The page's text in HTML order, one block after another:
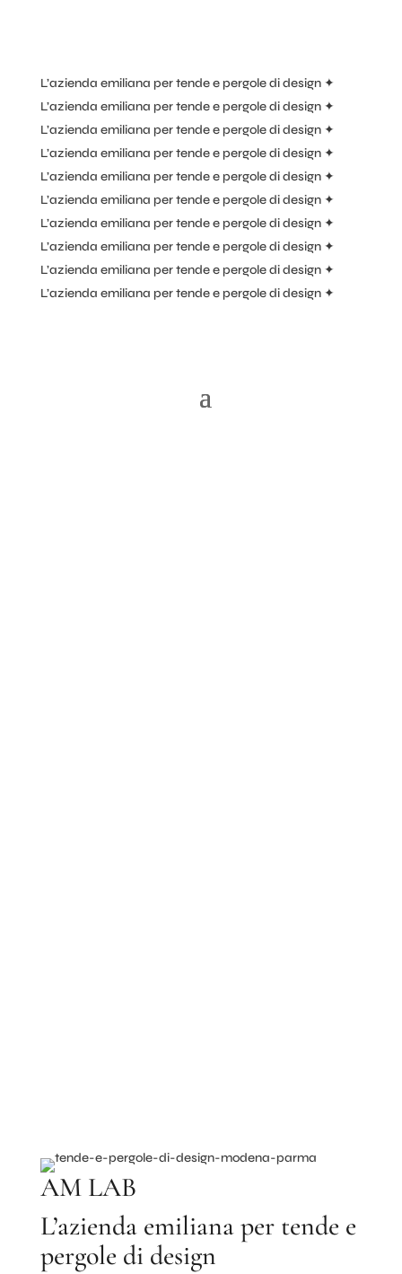
L’azienda emiliana per tende e pergole di design ✦
L’azienda emiliana per tende e pergole di design ✦
L’azienda emiliana per tende e pergole di design ✦
L’azienda emiliana per tende e pergole di design ✦
L’azienda emiliana per tende e pergole di design ✦
L’azienda emiliana per tende e pergole di design ✦
L’azienda emiliana per tende e pergole di design ✦
L’azienda emiliana per tende e pergole di design ✦
L’azienda emiliana per tende e pergole di design ✦
L’azienda emiliana per tende e pergole di design ✦
AM LAB
L’azienda emiliana per tende e
pergole di design